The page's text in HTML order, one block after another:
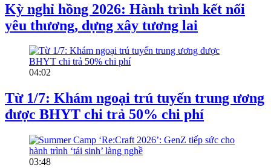
Kỳ nghỉ hồng 2026: Hành trình kết nối
yêu thương, dựng xây tương lai
04:02
Từ 1/7: Khám ngoại trú tuyến trung ương
được BHYT chi trả 50% chi phí
03:48